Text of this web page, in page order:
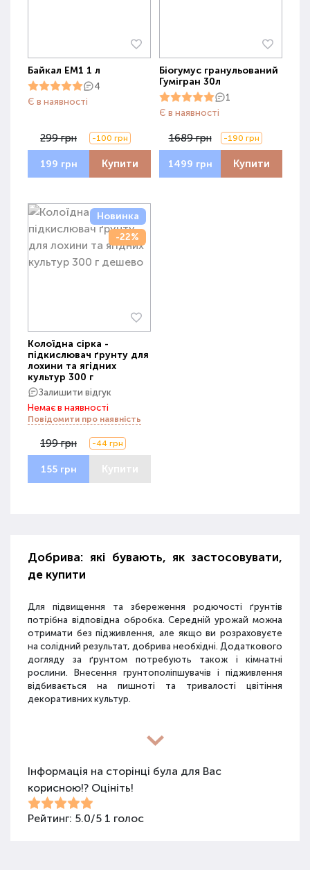
Байкал ЕМ1 1 л
4
Є в наявності
299 грн -100 грн
199 грн Купити
Біогумус гранульований
Гумігран 30л
1
Є в наявності
1689 грн -190 грн
1499 грн Купити
Новинка
-22%
Колоїдна сірка -
підкислювач ґрунту для
лохини та ягідних
культур 300 г
Залишити відгук
Немає в наявності
Повідомити про наявність
199 грн -44 грн
155 грн Купити
Добрива: які бувають, як застосовувати,
де купити
Для підвищення та збереження родючості ґрунтів
потрібна відповідна обробка. Середній урожай можна
отримати без підживлення, але якщо ви розраховуєте
на солідний результат, добрива необхідні. Додаткового
догляду за ґрунтом потребують також і кімнатні
рослини. Внесення грунтополіпшувачів і підживлення
відбивається на пишноті та тривалості цвітіння
декоративних культур.
Різновиди засобів для покращення
Для покращення поживних якостей ґрунту
використовуються різні види засобів: мінеральні
добрива, органічні суміші, засоби змішаного типу,
Інформація на сторінці була для Вас
корисною!? Оцініть!
Рейтинг: 5.0/5 1 голос